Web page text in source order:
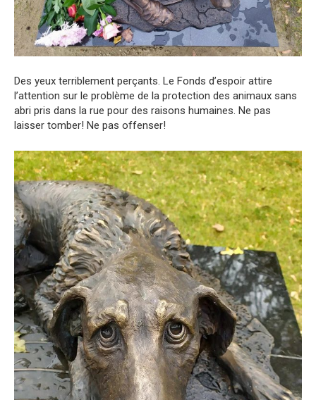
Des yeux terriblement perçants. Le Fonds d’espoir attire
l’attention sur le problème de la protection des animaux sans
abri pris dans la rue pour des raisons humaines. Ne pas
laisser tomber! Ne pas offenser!